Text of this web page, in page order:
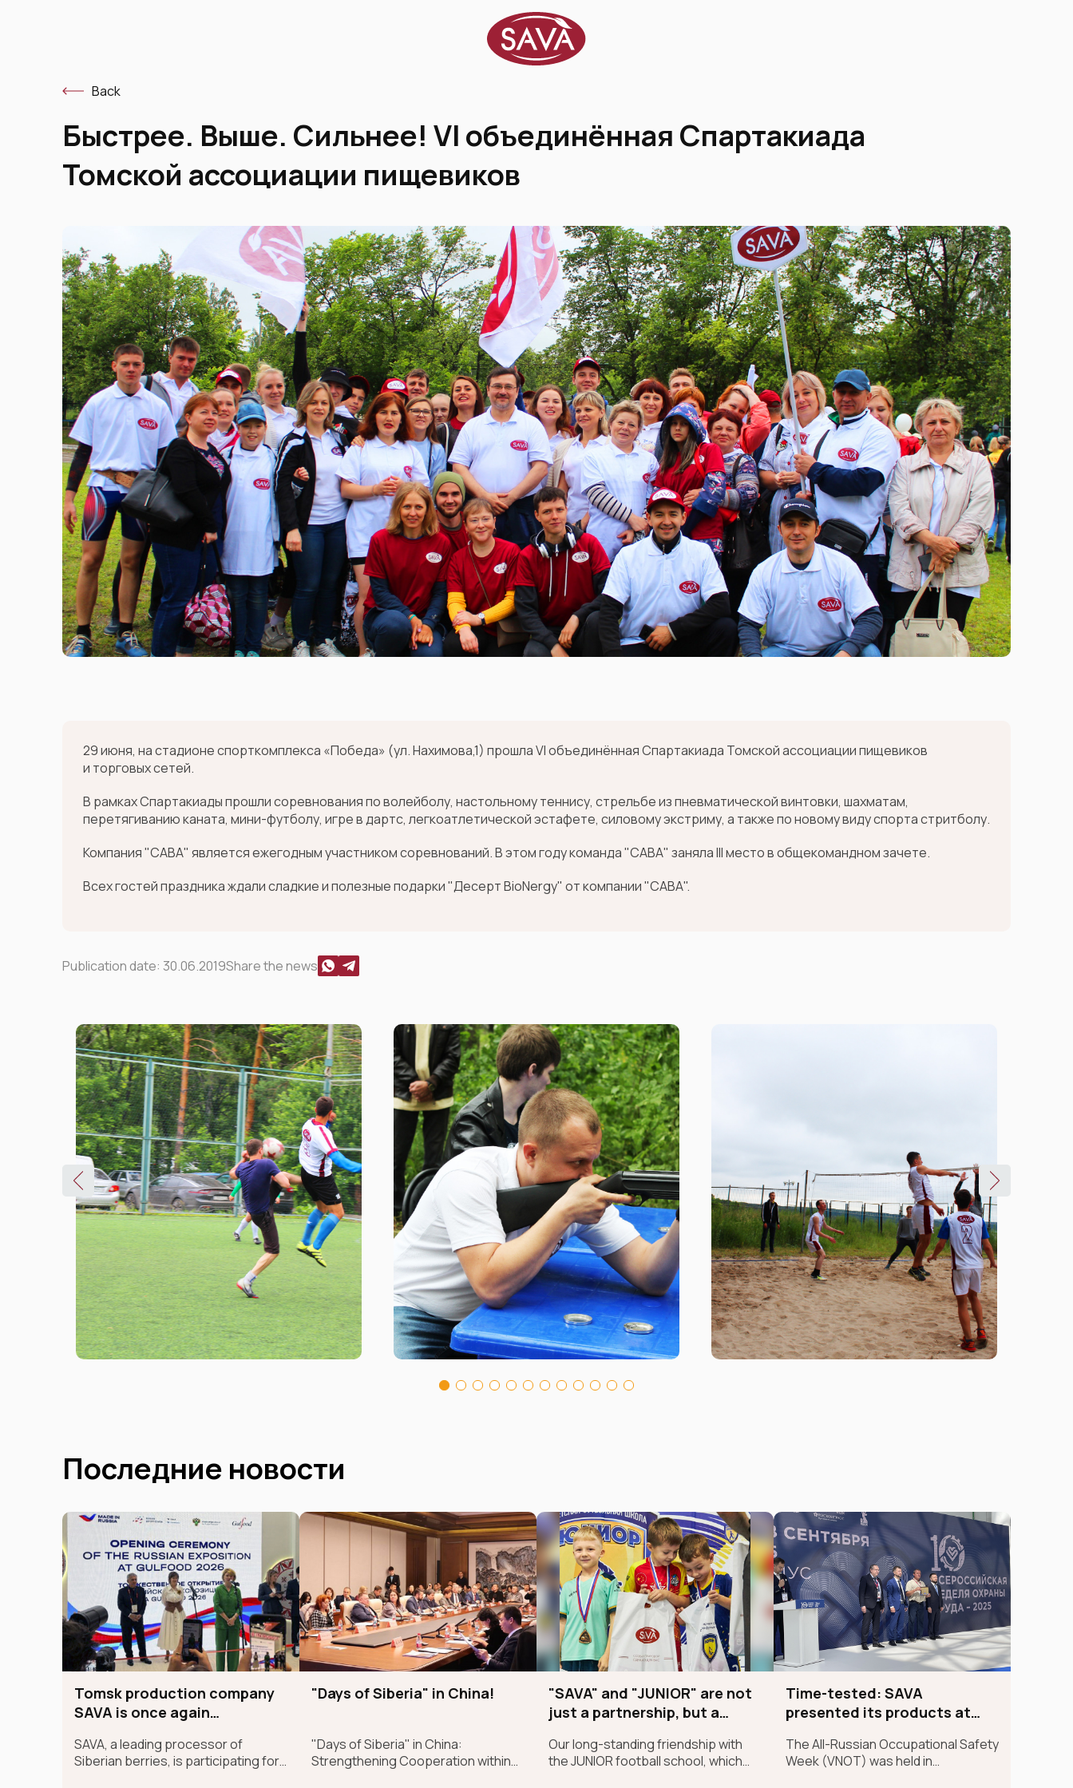
Back
Быстрее. Выше. Сильнее! VI объединённая Cпартакиада
Томской ассоциации пищевиков
29 июня, на стадионе спорткомплекса «Победа» (ул. Нахимова,1) прошла VI объединённая Cпартакиада Томской ассоциации пищевиков
и торговых сетей.
В рамках Спартакиады прошли соревнования по волейболу, настольному теннису, стрельбе из пневматической винтовки, шахматам,
перетягиванию каната, мини-футболу, игре в дартс, легкоатлетической эстафете, силовому экстриму, а также по новому виду спорта стритболу.
Компания "САВА" является ежегодным участником соревнований. В этом году команда "САВА" заняла III место в общекомандном зачете.
Всех гостей праздника ждали сладкие и полезные подарки "Десерт BioNergy" от компании "САВА".
Publication date: 30.06.2019Share the news
Последние новости
Tomsk production company
SAVA is once again
SUPERFOODs at the
international GULFOOD
SAVA, a leading processor of
Siberian berries, is participating for
"Days of Siberia" in China!
"Days of Siberia" in China:
Strengthening Cooperation within
"SAVA" and "JUNIOR" are not
just a partnership, but a
champions
Our long-standing friendship with
the JUNIOR football school, which
Time-tested: SAVA
presented its products at
The All-Russian Occupational Safety
Week (VNOT) was held in